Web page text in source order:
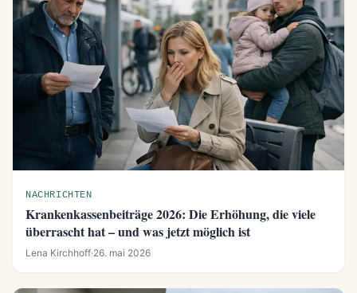
NACHRICHTEN
Krankenkassenbeiträge 2026: Die Erhöhung, die viele
überrascht hat – und was jetzt möglich ist
Lena Kirchhoff·26. mai 2026